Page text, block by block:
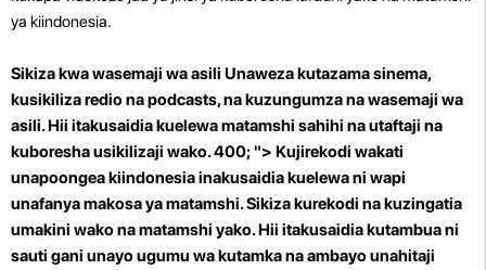
ya kiindonesia.
Sikiza kwa wasemaji wa asili Unaweza kutazama sinema,
kusikiliza redio na podcasts, na kuzungumza na wasemaji wa
asili. Hii itakusaidia kuelewa matamshi sahihi na utaftaji na
kuboresha usikilizaji wako. 400; "> Kujirekodi wakati
unapoongea kiindonesia inakusaidia kuelewa ni wapi
unafanya makosa ya matamshi. Sikiza kurekodi na kuzingatia
umakini wako na matamshi yako. Hii itakusaidia kutambua ni
sauti gani unayo ugumu wa kutamka na ambayo unahitaji